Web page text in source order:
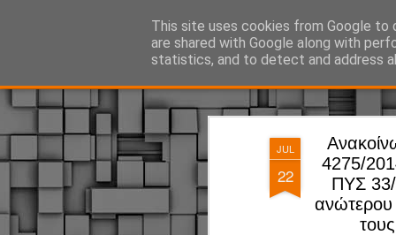
JUL
22
4275/
ΠΥΣ 33/
This site uses cookies from Google to
are shared with Google along with
statistics, and to detect and address
ΔΗΜΟΤΙΚΗ ΑΣΤΥΝΟΜΙΑ, τα νέα!